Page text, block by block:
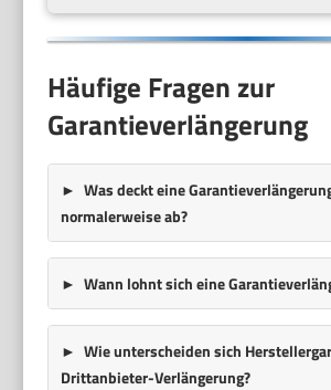
Häufige Fragen zur
Garantieverlängerung
Was deckt eine
normalerweise ab?
Wann lohnt sich eine
Wie unterscheiden sich
Drittanbieter-Verlängerung?